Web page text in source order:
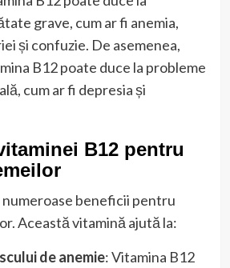
grave, cum ar fi anemia,
și confuzie. De asemenea,
B12 poate duce la probleme
cum ar fi depresia și
B12 pentru
beneficii pentru
Această vitamină ajută la:
de anemie: Vitamina B12